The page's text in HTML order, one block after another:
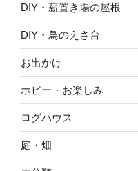
DIY・薪置き場の屋根
DIY・鳥のえさ台
お出かけ
ホビー・お楽しみ
ログハウス
庭・畑